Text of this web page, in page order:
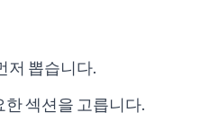
저 뽑습니다.
섹션을 고릅니다.